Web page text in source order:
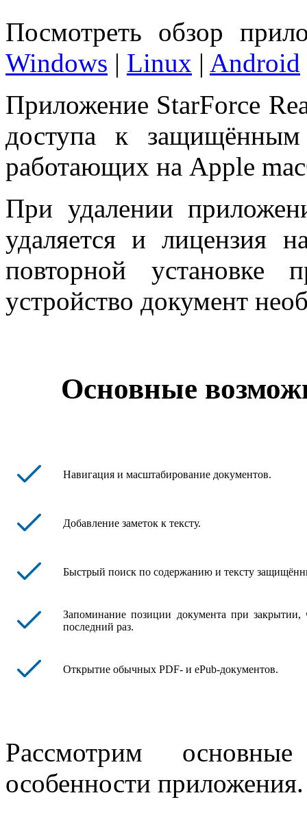
Посмотреть обзор
Windows | Linux | Android
Приложение StarForce
доступа к защищённым
работающих на Apple
При удалении
удаляется и лицензия
повторной
устройство документ
Основные
Навигация и масштабирование документов.
Добавление заметок к тексту.
Быстрый поиск по содержанию и тексту
Запоминание позиции документа при закрытии,
последний раз.
Открытие обычных PDF- и ePub-документов.
Рассмотрим
особенности приложения.